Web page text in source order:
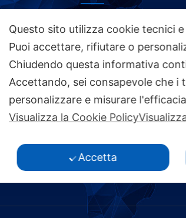
mondiali di
ai
navale.
ACG BROCHURE
COOKIE POLICY
Questo sito utilizza cookie tecnici
Puoi accettare, rifiutare o
Chiudendo questa informativa
Accettando, sei consapevole che i
personalizzare e misurare
Visualizza la Cookie Policy
Accetta